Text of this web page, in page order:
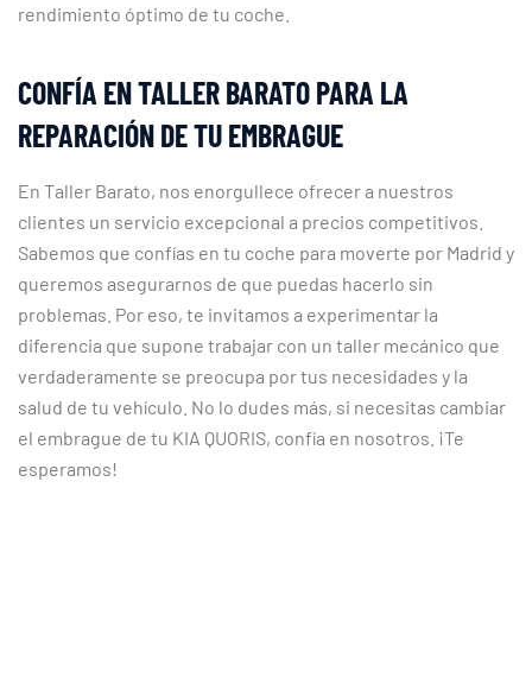
rendimiento óptimo de tu coche.
CONFÍA EN TALLER BARATO PARA LA
REPARACIÓN DE TU EMBRAGUE
En Taller Barato, nos enorgullece ofrecer a nuestros
clientes un servicio excepcional a precios competitivos.
Sabemos que confías en tu coche para moverte por Madrid y
queremos asegurarnos de que puedas hacerlo sin
problemas. Por eso, te invitamos a experimentar la
diferencia que supone trabajar con un taller mecánico que
verdaderamente se preocupa por tus necesidades y la
salud de tu vehículo. No lo dudes más, si necesitas cambiar
el embrague de tu KIA QUORIS, confía en nosotros. ¡Te
esperamos!